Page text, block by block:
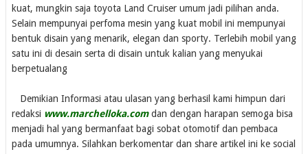
kuat, mungkin saja toyota Land Cruiser umum jadi pilihan anda.
Selain mempunyai perfoma mesin yang kuat mobil ini mempunyai
bentuk disain yang menarik, elegan dan sporty. Terlebih mobil yang
satu ini di desain serta di disain untuk kalian yang menyukai
berpetualang
Demikian Informasi atau ulasan yang berhasil kami himpun dari
redaksi www.marchelloka.comdan dengan harapan semoga bisa
menjadi hal yang bermanfaat bagi sobat otomotif dan pembaca
pada umumnya. Silahkan berkomentar dan share artikel ini ke social